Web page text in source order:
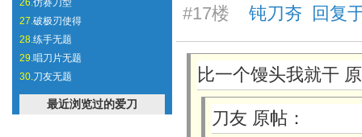
26.仿赛刀型
27.破极刃使得
28.练手无题
29.唱刀片无题
30.刀友无题
最近浏览过的爱刀
#17楼 钝刀夯 回复
比一个馒头我就干
刀友 原帖：